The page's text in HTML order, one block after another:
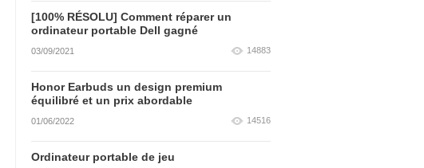
[100% RÉSOLU] Comment réparer un
ordinateur portable Dell gagné
03/09/2021 14883
Honor Earbuds un design premium
équilibré et un prix abordable
01/06/2022 14516
Ordinateur portable de jeu